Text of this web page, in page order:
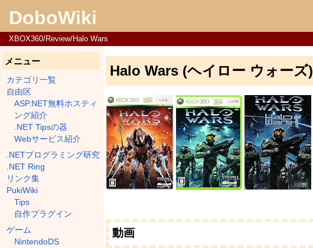
DoboWiki
XBOX360/Review/Halo Wars
メニュー
カテゴリ一覧
自由区
ASP.NET無料ホスティ
ング紹介
.NET Tipsの器
Webサービス紹介
.NETプログラミング研究
.NET Ring
リンク集
PukiWiki
Tips
自作プラグイン
ゲーム
NintendoDS
Halo Wars (ヘイロー ウォーズ)
動画